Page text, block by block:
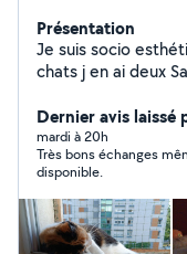
Présentation
Je suis socio
chats j en ai deux
visages , soins des
hauteur de 10 km
domicile même le
domicile ou au
Je suis aussi
tout l Essonne. Si
Dernier avis laissé
mardi à 20h
Très bons échanges
disponible.